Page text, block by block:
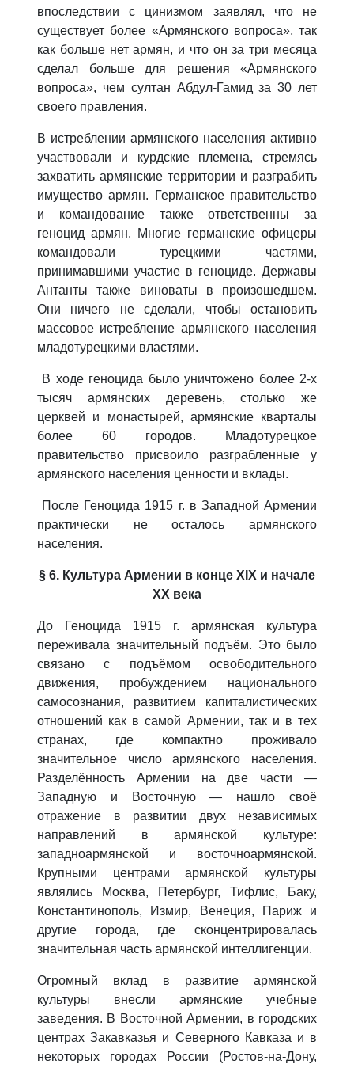
впоследствии с цинизмом заявлял, что не
существует более «Армянского вопроса», так
как больше нет армян, и что он за три месяца
сделал больше для решения «Армянского
вопроса», чем султан Абдул-Гамид за 30 лет
своего правления.
В истреблении армянского населения активно
участвовали и курдские племена, стремясь
захватить армянские территории и разграбить
имущество армян. Германское правительство
и командование также ответственны за
геноцид армян. Многие германские офицеры
командовали турецкими частями,
принимавшими участие в геноциде. Державы
Антанты также виноваты в произошедшем.
Они ничего не сделали, чтобы остановить
массовое истребление армянского населения
младотурецкими властями.
В ходе геноцида было уничтожено более 2-х
тысяч армянских деревень, столько же
церквей и монастырей, армянские кварталы
более 60 городов. Младотурецкое
правительство присвоило разграбленные у
армянского населения ценности и вклады.
После Геноцида 1915 г. в Западной Армении
практически не осталось армянского
населения.
§ 6. Культура Армении в конце XIX и начале
XX века
До Геноцида 1915 г. армянская культура
переживала значительный подъём. Это было
связано с подъёмом освободительного
движения, пробуждением национального
самосознания, развитием капиталистических
отношений как в самой Армении, так и в тех
странах, где компактно проживало
значительное число армянского населения.
Разделённость Армении на две части —
Западную и Восточную — нашло своё
отражение в развитии двух независимых
направлений в армянской культуре:
западноармянской и восточноармянской.
Крупными центрами армянской культуры
являлись Москва, Петербург, Тифлис, Баку,
Константинополь, Измир, Венеция, Париж и
другие города, где сконцентрировалась
значительная часть армянской интеллигенции.
Огромный вклад в развитие армянской
культуры внесли армянские учебные
заведения. В Восточной Армении, в городских
центрах Закавказья и Северного Кавказа и в
некоторых городах России (Ростов-на-Дону,